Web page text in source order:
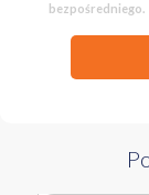
bezpośredniego.